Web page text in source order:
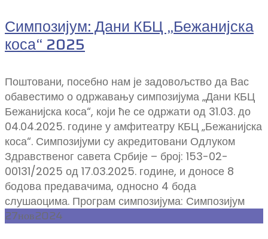
Симпозијум: Дани КБЦ „Бежанијска
коса“ 2025
Поштовани, посебно нам је задовољство да Вас
обавестимо о одржавању симпозијума „Дани КБЦ
Бежанијска коса“, који ће се одржати од 31.03. до
04.04.2025. године у амфитеатру КБЦ „Бежанијска
коса“. Симпозијуми су акредитовани Одлуком
Здравственог савета Србије – број: 153-02-
00131/2025 од 17.03.2025. године, и доносе 8
бодова предавачима, односно 4 бода
слушаоцима. Програм симпозијума: Симпозијум
27нов2024